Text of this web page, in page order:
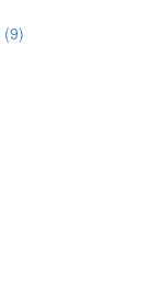
(9)